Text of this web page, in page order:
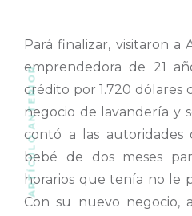
Pará finalizar, visitaron a
emprendedora de 21
crédito por 1.720 dólares
negocio de lavandería y
contó a las
bebé de dos meses
horarios que tenía no le
Con su nuevo negocio,
ARTÍCULO ANTERIOR